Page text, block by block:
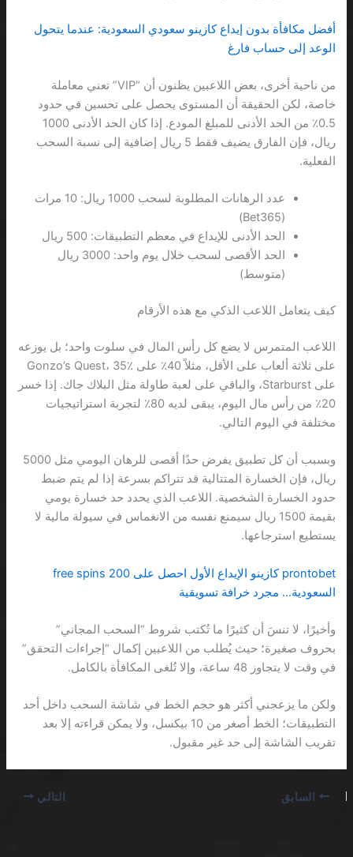
أفضل مكافأة بدون إيداع كازينو سعودي السعودية: عندما يتحول
الوعد إلى حساب فارغ
من ناحية أخرى، بعض اللاعبين يظنون أن “VIP” تعني معاملة
خاصة، لكن الحقيقة أن المستوى يحصل على تحسين في حدود
0.5٪ من الحد الأدنى للمبلغ المودع. إذا كان الحد الأدنى 1000
ريال، فإن الفارق يضيف فقط 5 ريال إضافية إلى نسبة السحب
الفعلية.
عدد الرهانات المطلوبة لسحب 1000 ريال: 10 مرات
(Bet365)
الحد الأدنى للإيداع في معظم التطبيقات: 500 ريال
الحد الأقصى لسحب خلال يوم واحد: 3000 ريال
(متوسط)
كيف يتعامل اللاعب الذكي مع هذه الأرقام
اللاعب المتمرس لا يضع كل رأس المال في سلوت واحد؛ بل يوزعه
على ثلاثة ألعاب على الأقل، مثلاً 40٪ على Gonzo’s Quest، 35٪
على Starburst، والباقي على لعبة طاولة مثل البلاك جاك. إذا خسر
20٪ من رأس مال اليوم، يبقى لديه 80٪ لتجربة استراتيجيات
مختلفة في اليوم التالي.
وبسبب أن كل تطبيق يفرض حدًا أقصى للرهان اليومي مثل 5000
ريال، فإن الخسارة المتتالية قد تتراكم بسرعة إذا لم يتم ضبط
حدود الخسارة الشخصية. اللاعب الذي يحدد حد خسارة يومي
بقيمة 1500 ريال سيمنع نفسه من الانغماس في سيولة مالية لا
يستطيع استرجاعها.
prontobet كازينو الإيداع الأول احصل على 200 free spins
السعودية… مجرد خرافة تسويقية
وأخيرًا، لا تنسَ أن كثيرًا ما تُكتب شروط “السحب المجاني”
بحروف صغيرة؛ حيث يُطلب من اللاعبين إكمال “إجراءات التحقق”
في وقت لا يتجاوز 48 ساعة، وإلا تُلغى المكافأة بالكامل.
ولكن ما يزعجني أكثر هو حجم الخط في شاشة السحب داخل أحد
التطبيقات؛ الخط أصغر من 10 بيكسل، ولا يمكن قراءته إلا بعد
تقريب الشاشة إلى حد غير مقبول.
السابق التالي